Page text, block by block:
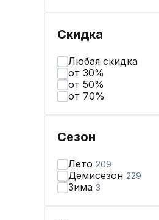
Скидка
Любая скидка
от 30%
от 50%
от 70%
Сезон
Лето 209
Демисезон 229
Зима 3